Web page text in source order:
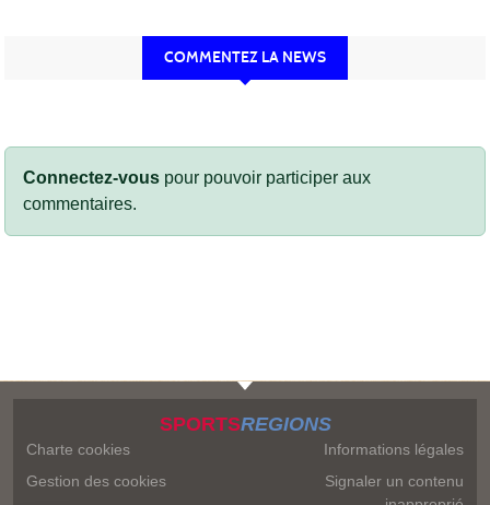
COMMENTEZ LA NEWS
Connectez-vous pour pouvoir participer aux
commentaires.
SPORTSREGIONS
Charte cookies
Gestion des cookies
Informations légales
Signaler un contenu